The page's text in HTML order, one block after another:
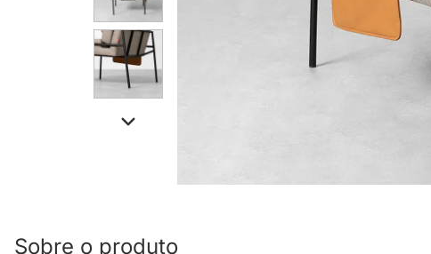
Sobre o produto